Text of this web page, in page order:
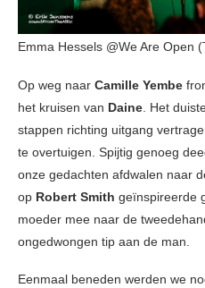
Emma Hessels @We Are Open
Op weg naar Camille Yembe
het kruisen van Daine. Het
stappen richting uitgang
te overtuigen. Spijtig genoeg
onze gedachten afdwalen naar
op Robert Smith geïnspireerde
moeder mee naar de
ongedwongen tip aan de man.
Eenmaal beneden werden we